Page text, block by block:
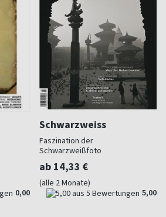
0,00
Schwarzweiss
Faszination der
Schwarzweißfoto
ab 14,33 €
(alle 2 Monate)
5,00